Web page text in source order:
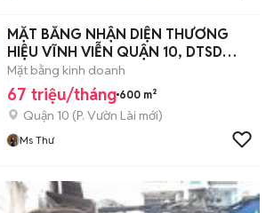
MẶT BẰNG NHẬN DIỆN THƯƠNG
HIỆU VĨNH VIỄN QUẬN 10, DTSD
600M2
Mặt bằng kinh doanh
67 triệu/tháng 600 m²
Quận 10 (P. Vườn Lài mới)
Ms Thư